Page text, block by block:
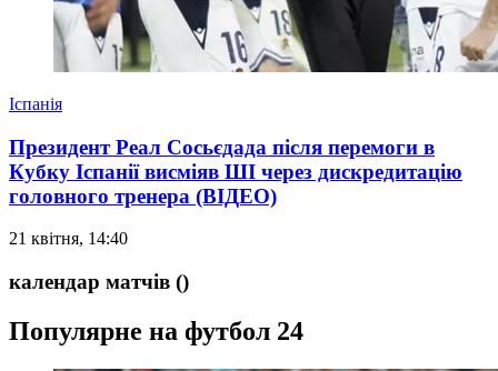
Іспанія
Президент Реал Сосьєдада після перемоги в
Кубку Іспанії висміяв ШІ через дискредитацію
головного тренера (ВІДЕО)
21 квітня, 14:40
календар матчів ()
Популярне на футбол 24